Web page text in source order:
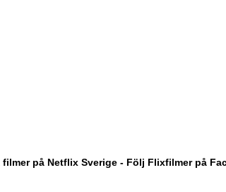
på Netflix Sverige - Följ Flixfilmer på